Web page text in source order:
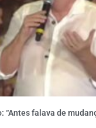
“Antes falava de